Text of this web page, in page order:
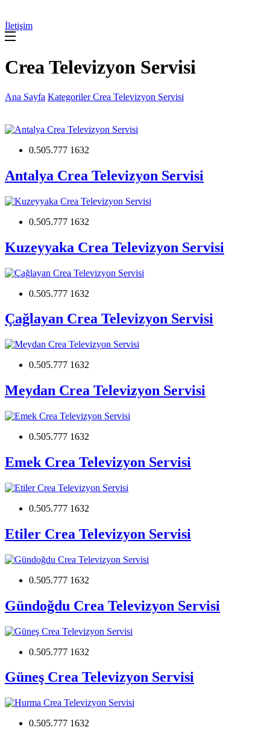
İletişim
Crea Televizyon Servisi
Ana Sayfa KategorilerCrea Televizyon Servisi
0.505.777 1632
Antalya Crea Televizyon Servisi
0.505.777 1632
Kuzeyyaka Crea Televizyon Servisi
0.505.777 1632
Çağlayan Crea Televizyon Servisi
0.505.777 1632
Meydan Crea Televizyon Servisi
0.505.777 1632
Emek Crea Televizyon Servisi
0.505.777 1632
Etiler Crea Televizyon Servisi
0.505.777 1632
Gündoğdu Crea Televizyon Servisi
0.505.777 1632
Güneş Crea Televizyon Servisi
0.505.777 1632